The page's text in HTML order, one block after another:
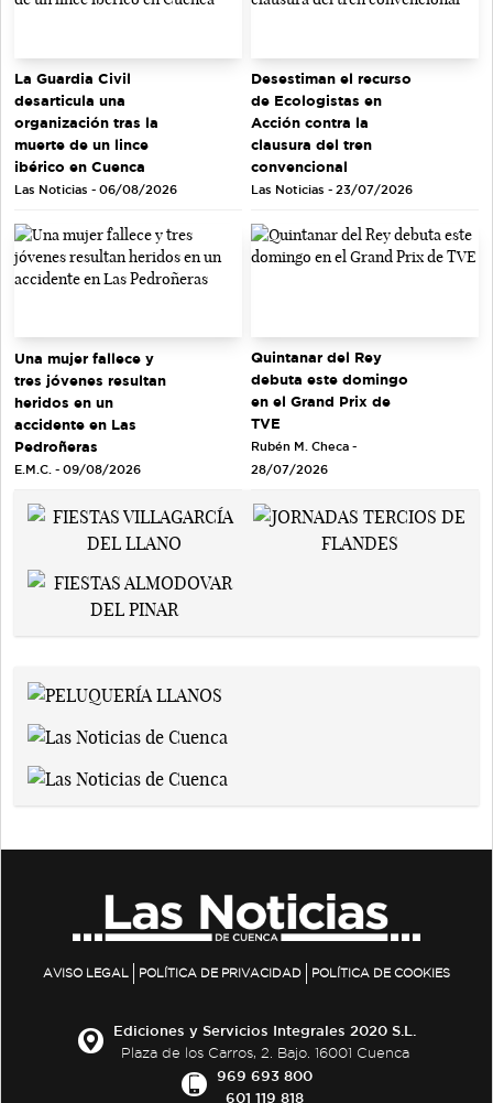
La Guardia Civil
desarticula una
organización tras la
muerte de un lince
ibérico en Cuenca
Las Noticias - 06/08/2026
Desestiman el recurso
de Ecologistas en
Acción contra la
clausura del tren
convencional
Las Noticias - 23/07/2026
Una mujer fallece y
tres jóvenes resultan
heridos en un
accidente en Las
Pedroñeras
E.M.C. - 09/08/2026
Quintanar del Rey
debuta este domingo
en el Grand Prix de
TVE
Rubén M. Checa -
28/07/2026
AVISO LEGAL POLÍTICA DE PRIVACIDAD POLÍTICA DE COOKIES
Ediciones y Servicios Integrales 2020 S.L.
Plaza de los Carros, 2. Bajo. 16001 Cuenca
969 693 800
601 119 818